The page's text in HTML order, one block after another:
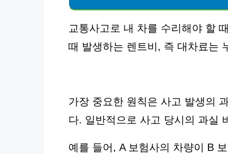
교통사고로 내 차를 수리해야 할
때 발생하는 렌트비, 즉 대차료는
가장 중요한 원칙은 사고 발생의
다. 일반적으로 사고 당시의 과실
예를 들어, A 보험사의 차량이 B